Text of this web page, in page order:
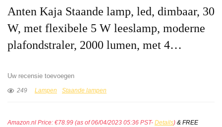
Anten Kaja Staande lamp, led, dimbaar, 30
W, met flexibele 5 W leeslamp, moderne
plafondstraler, 2000 lumen, met 4…
Uw recensie toevoegen
249 Lampen Staande lampen
Amazon.nl Price: €78.99 (as of 06/04/2023 05:36 PST- Details) & FREE